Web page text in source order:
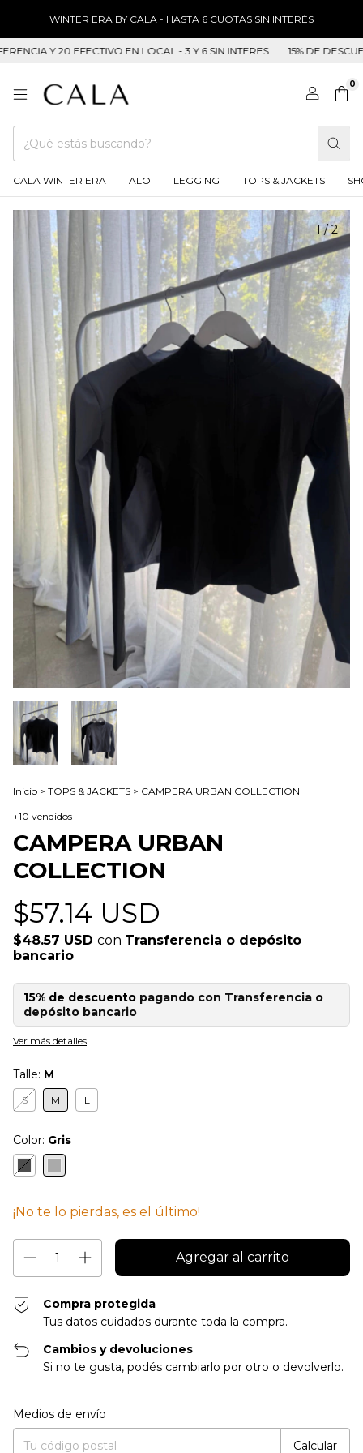
WINTER ERA BY CALA - HASTA 6 CUOTAS SIN INTERÉS
Y 20 EFECTIVO EN LOCAL - 3 Y 6 SIN INTERES 15% DE DESCUENTO
0
CALA WINTER ERA ALO LEGGING TOPS & JACKETS
1/2
Inicio > TOPS & JACKETS > CAMPERA URBAN COLLECTION
+10 vendidos
CAMPERA URBAN
COLLECTION
$57.14 USD
$48.57 USD con Transferencia o depósito
bancario
15% de descuento pagando con Transferencia o
depósito bancario
Ver más detalles
Talle: M
S M L
Color: Gris
¡No te lo pierdas, es el último!
Compra protegida
Tus datos cuidados durante toda la compra.
Cambios y devoluciones
Si no te gusta, podés cambiarlo por otro o devolverlo.
Entregas para el CP:
Medios de envío
Calcular